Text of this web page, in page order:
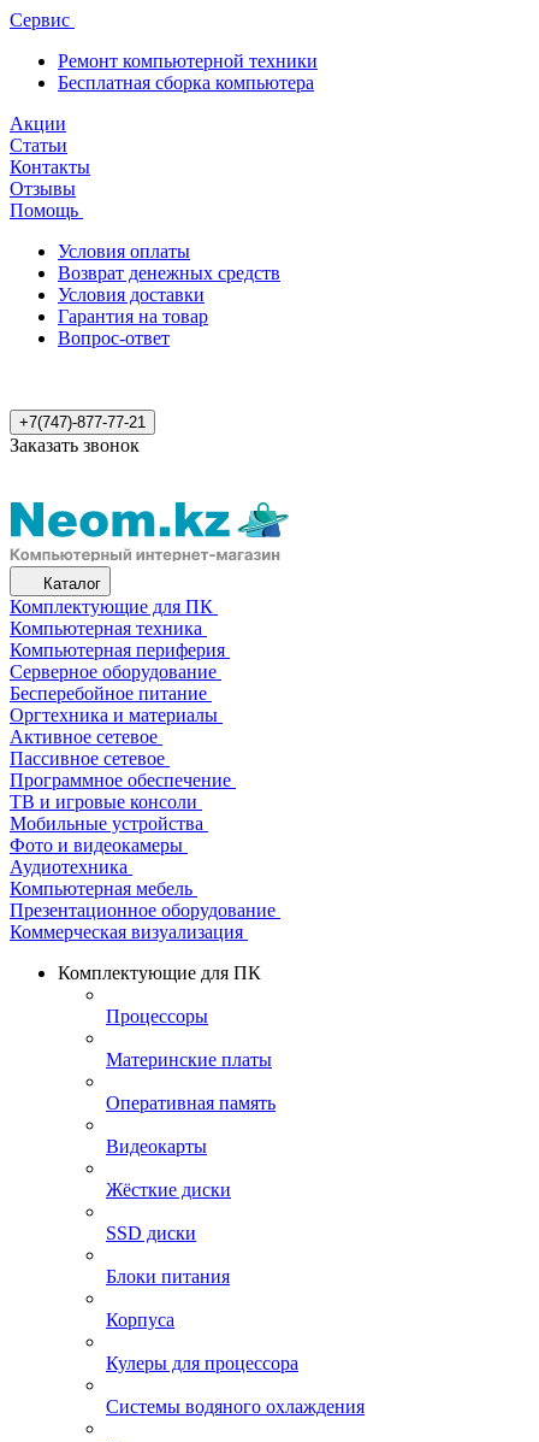
Сервис
Ремонт компьютерной техники
Бесплатная сборка компьютера
Акции
Статьи
Контакты
Отзывы
Помощь
Условия оплаты
Возврат денежных средств
Условия доставки
Гарантия на товар
Вопрос-ответ
+7(747)-877-77-21
Заказать звонок
Каталог
Комплектующие для ПК
Компьютерная техника
Компьютерная периферия
Серверное оборудование
Бесперебойное питание
Оргтехника и материалы
Активное сетевое
Пассивное сетевое
Программное обеспечение
ТВ и игровые консоли
Мобильные устройства
Фото и видеокамеры
Аудиотехника
Компьютерная мебель
Презентационное оборудование
Коммерческая визуализация
Комплектующие для ПК
Процессоры
Материнские платы
Оперативная память
Видеокарты
Жёсткие диски
SSD диски
Блоки питания
Корпуса
Кулеры для процессора
Системы водяного охлаждения